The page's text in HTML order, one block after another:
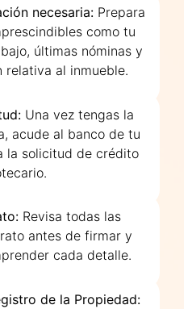
necesaria: Prepara
como tu
últimas nóminas y
relativa al inmueble.
Una vez tengas la
acude al banco de tu
la solicitud de crédito
Revisa todas las
antes de firmar y
cada detalle.
de la Propiedad: